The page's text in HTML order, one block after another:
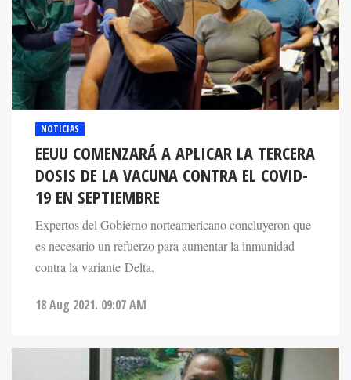
NOTICIAS
EEUU COMENZARÁ A APLICAR LA TERCERA
DOSIS DE LA VACUNA CONTRA EL COVID-
19 EN SEPTIEMBRE
Expertos del Gobierno norteamericano concluyeron que
es necesario un refuerzo para aumentar la inmunidad
contra la variante Delta.
18 Aug 2021. 09:07 AM